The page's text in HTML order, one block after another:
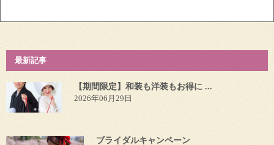
最新記事
【期間限定】和装も洋装もお得に ...
2026年06月29日
ブライダルキャンペーン